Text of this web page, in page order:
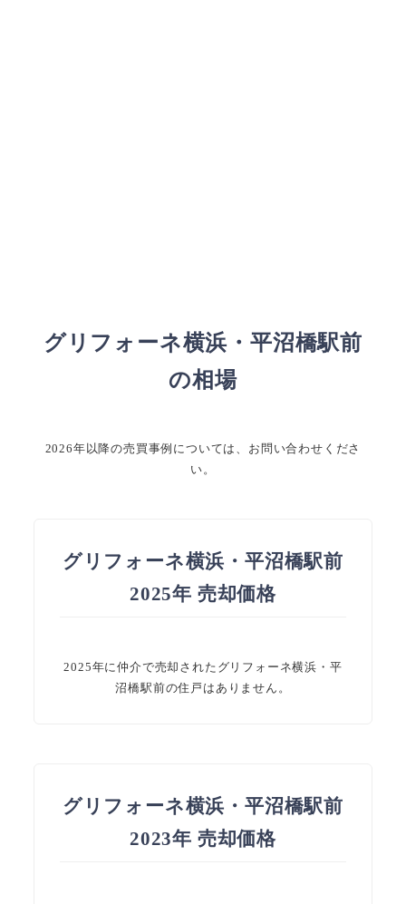
グリフォーネ横浜・平沼橋駅前
の相場
2026年以降の売買事例については、お問い合わせくださ
い。
グリフォーネ横浜・平沼橋駅前
2025年 売却価格
2025年に仲介で売却されたグリフォーネ横浜・平
沼橋駅前の住戸はありません。
グリフォーネ横浜・平沼橋駅前
2023年 売却価格